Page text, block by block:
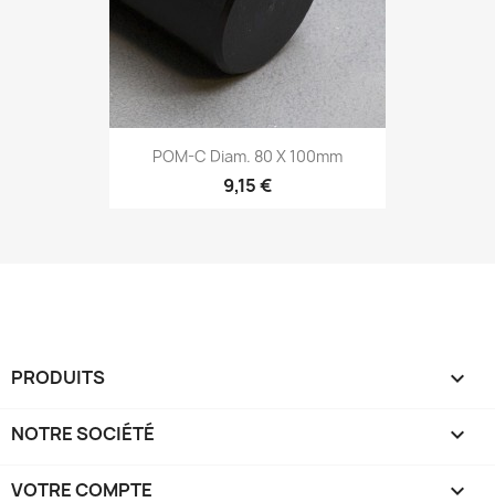
POM-C Diam. 80 X 100mm
9,15 €
PRODUITS 
NOTRE SOCIÉTÉ 
VOTRE COMPTE 